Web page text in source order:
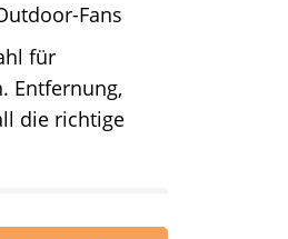
Fans
für
Entfernung,
die richtige